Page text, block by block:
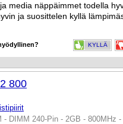
media näppäimmet todella
ja suosittelen kyllä
KYLLÄ
800
- DIMM 240-Pin - 2GB - 800MHz -